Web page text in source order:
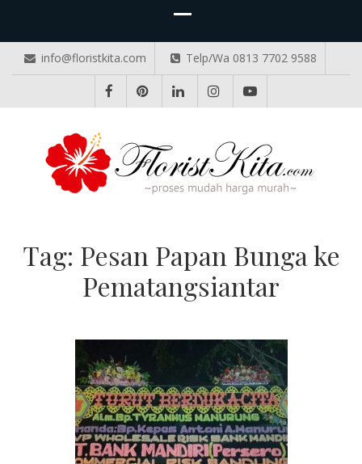
info@floristkita.com Telp/Wa 0813 7702 9588
Tag: Pesan Papan Bunga ke
Pematangsiantar